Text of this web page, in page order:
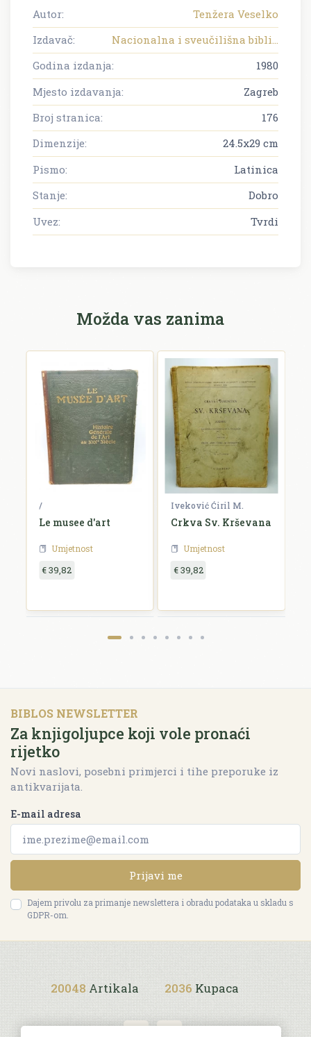
Autor:
Tenžera Veselko
Izdavač:
Nacionalna i sveučilišna bibli...
Godina izdanja:
1980
Mjesto izdavanja:
Zagreb
Broj stranica:
176
Dimenzije:
24.5x29 cm
Pismo:
Latinica
Stanje:
Dobro
Uvez:
Tvrdi
Možda vas zanima
/
Le musee d'art
Umjetnost
€ 39,82
Iveković Ćiril M.
Crkva Sv. Krševana
Umjetnost
€ 39,82
BIBLOS NEWSLETTER
Za knjigoljupce koji vole pronaći
rijetko
Novi naslovi, posebni primjerci i tihe preporuke iz
antikvarijata.
E-mail adresa
Prijavi me
Dajem privolu za primanje newslettera i obradu podataka u skladu s
GDPR-om.
20048 Artikala 2036 Kupaca